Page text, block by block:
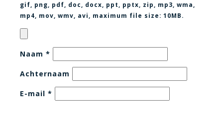
gif, png, pdf, doc, docx, ppt, pptx, zip, mp3, wma,
mp4, mov, wmv, avi
, maximum file size: 10MB.
Naam *
Achternaam
E-mail *